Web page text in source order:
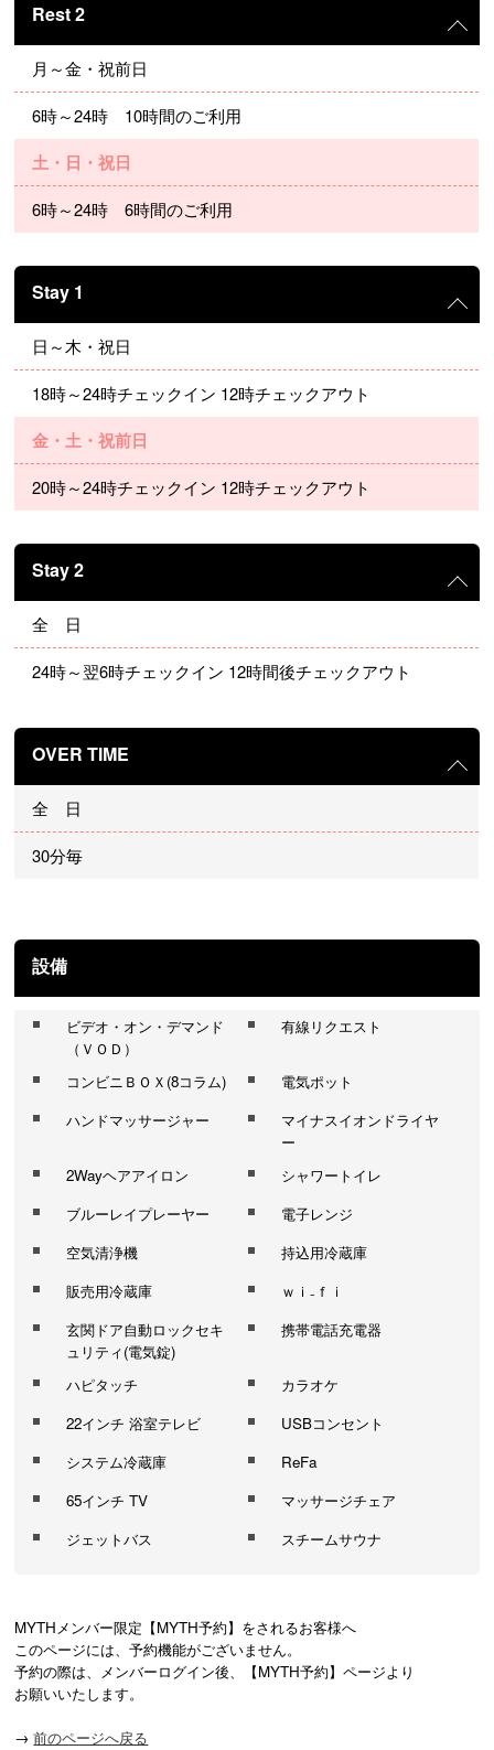
Rest 2
月～金・祝前日
6時～24時 10時間のご利用
土・日・祝日
6時～24時 6時間のご利用
Stay 1
日～木・祝日
18時～24時チェックイン 12時チェックアウト
金・土・祝前日
20時～24時チェックイン 12時チェックアウト
Stay 2
全 日
24時～翌6時チェックイン 12時間後チェックアウト
OVER TIME
全 日
30分毎
設備
ビデオ・オン・デマンド
（ＶＯＤ）
有線リクエスト
コンビニＢＯＸ(8コラム)
電気ポット
ハンドマッサージャー
マイナスイオンドライヤ
ー
2Wayヘアアイロン
シャワートイレ
ブルーレイプレーヤー
電子レンジ
空気清浄機
持込用冷蔵庫
販売用冷蔵庫
ｗｉ₋ｆｉ
玄関ドア自動ロックセキ
ュリティ(電気錠)
携帯電話充電器
ハピタッチ
カラオケ
22インチ 浴室テレビ
USBコンセント
システム冷蔵庫
ReFa
65インチ TV
マッサージチェア
ジェットバス
スチームサウナ
MYTHメンバー限定【MYTH予約】をされるお客様へ
このページには、予約機能がございません。
予約の際は、メンバーログイン後、【MYTH予約】ページより
お願いいたします。
→ 前のページへ戻る